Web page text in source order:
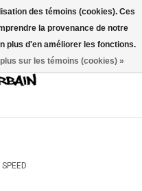
0 Articles - 0,00$CA
des témoins (cookies). Ces
la provenance de notre
plus d'en améliorer les fonctions.
sur les témoins (cookies) »